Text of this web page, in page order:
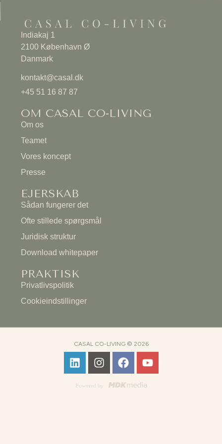
Indiakaj 1
2100 København Ø
Danmark
kontakt@casal.dk
+45 51 16 87 87
OM CASAL CO-LIVING
Om os
Teamet
Vores koncept
Presse
EJERSKAB
Sådan fungerer det
Ofte stillede spørgsmål
Juridisk struktur
Download whitepaper
PRAKTISK
Privatlivspolitik
Cookieindstillinger
CASAL CO-LIVING © 2026